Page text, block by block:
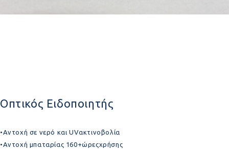
Οπτικός Ειδοποιητής
•Αντοχή σε νερό και UVακτινοβολία
•Αντοχή μπαταρίας 160+ώρεςχρήσης